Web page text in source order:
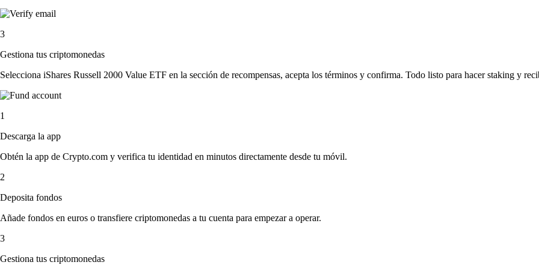
3
Gestiona tus criptomonedas
Selecciona iShares Russell 2000 Value ETF en la sección de recompensas, acepta los términos y confirma. Todo listo para hacer staking y
1
Descarga la app
Obtén la app de Crypto.com y verifica tu identidad en minutos directamente desde tu móvil.
2
Deposita fondos
Añade fondos en euros o transfiere criptomonedas a tu cuenta para empezar a operar.
3
Gestiona tus criptomonedas